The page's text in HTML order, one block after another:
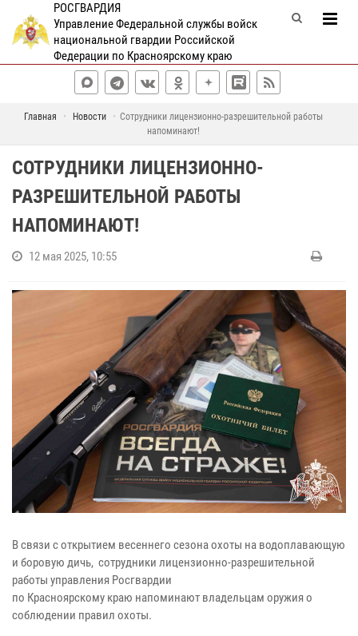
РОСГВАРДИЯ
Управление Федеральной службы войск
национальной гвардии Российской
Федерации по Красноярскому краю
Главная Новости
Сотрудники лицензионно-разрешительной работы
напоминают!
СОТРУДНИКИ ЛИЦЕНЗИОННО-
РАЗРЕШИТЕЛЬНОЙ РАБОТЫ
НАПОМИНАЮТ!
12 мая 2025, 10:55
В связи с открытием весеннего сезона охоты на водоплавающую
и боровую дичь, сотрудники лицензионно-разрешительной
работы управления Росгвардии
по Красноярскому краю напоминают владельцам оружия о
соблюдении правил охоты.